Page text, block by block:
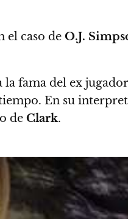
el caso de O.J.
fama del ex
En su
de Clark.